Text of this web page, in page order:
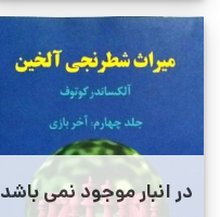
در انبار موجود نمی باشد